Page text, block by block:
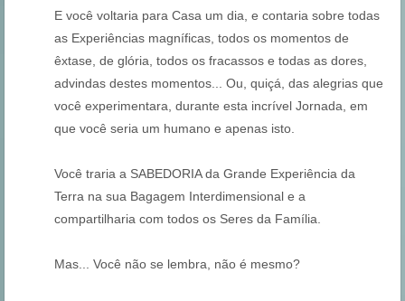
E você voltaria para Casa um dia, e contaria sobre todas
as Experiências magníficas, todos os momentos de
êxtase, de glória, todos os fracassos e todas as dores,
advindas destes momentos... Ou, quiçá, das alegrias que
você experimentara, durante esta incrível Jornada, em
que você seria um humano e apenas isto.
Você traria a SABEDORIA da Grande Experiência da
Terra na sua Bagagem Interdimensional e a
compartilharia com todos os Seres da Família.
Mas... Você não se lembra, não é mesmo?